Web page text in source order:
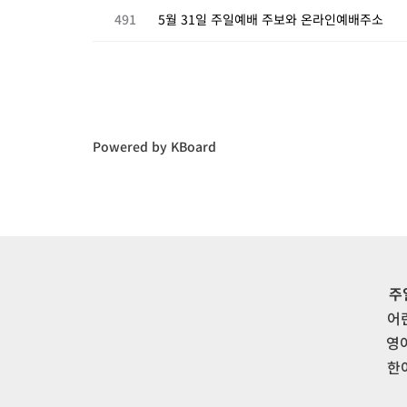
491 5월 31일 주일예배 주보와 온라인예배주소
Powered by KBoard
주
어
영
한